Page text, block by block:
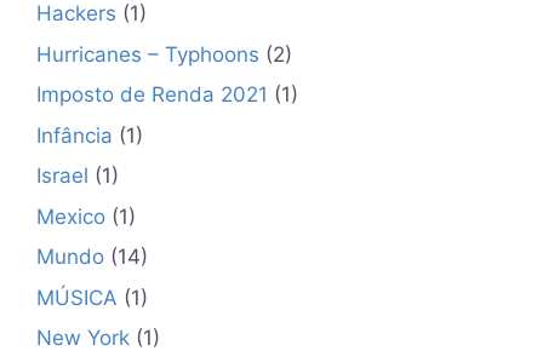
Hackers (1)
Hurricanes – Typhoons (2)
Imposto de Renda 2021 (1)
Infância (1)
Israel (1)
Mexico (1)
Mundo (14)
MÚSICA (1)
New York (1)